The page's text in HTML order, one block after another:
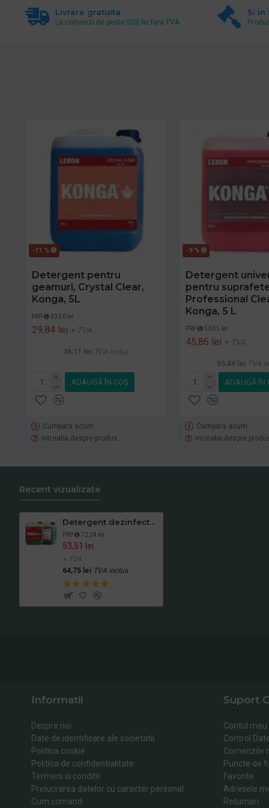
Livrare gratuita
La comenzi de peste 550 lei fara TVA.
Si in
-11 %
Detergent pentru
geamuri, Crystal Clear,
Konga, 5L
PRP 33,50 lei
29,84 lei + TVA
36,11 lei TVA inclus
ADAUGĂ ÎN COŞ
Cumpara acum
Intreaba despre produs
-9 %
Detergent
pentru
Professional
Konga, 5 L
PRP 50,45 lei
45,86 lei + TVA
55,49 lei TVA
ADAUGĂ ÎN
Cumpara acum
Intreaba despre
Recent vizualizate
Detergent dezinfectant si detartrant, Konga Hard, 5L -Aviz biocid
PRP 72,24 lei
53,51 lei
+ TVA
64,75 lei TVA inclus
Informatii
Despre noi
Date de identificare ale societatii
Politica cookie
Politica de confidentialitate
Termeni si conditii
Prelucrarea datelor cu caracter personal
Cum comand
Suport
Contul meu
Control
Comenzile
Puncte de
Favorite
Adresele
Returnari